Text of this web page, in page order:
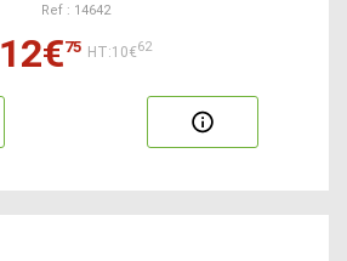
Ref : 14642
12€75 HT:10€62